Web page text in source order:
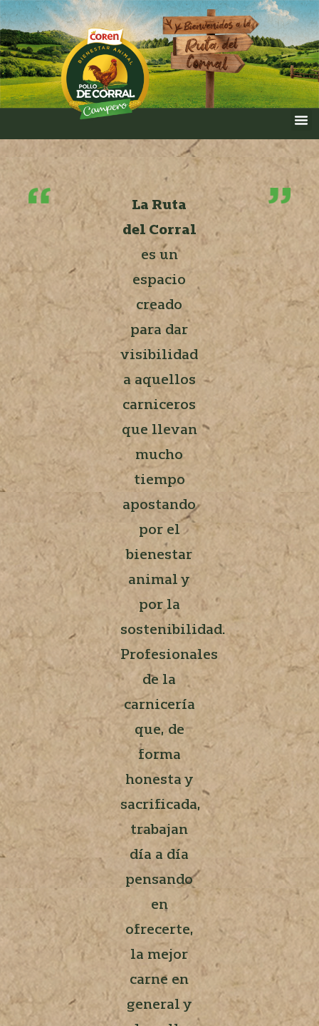
La Ruta
del Corral
es un
espacio
creado
para dar
visibilidad
a aquellos
carniceros
que llevan
mucho
tiempo
apostando
por el
bienestar
animal y
por la
sostenibilidad.
Profesionales
de la
carnicería
que, de
forma
honesta y
sacrificada,
trabajan
día a día
pensando
en
ofrecerte,
la mejor
carne en
general y